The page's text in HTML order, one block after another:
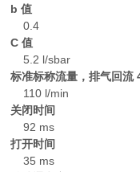
b 值
0.4
C 值
5.2 l/sbar
标准标称流量，排气回流
110 l/min
关闭时间
92 ms
打开时间
35 ms